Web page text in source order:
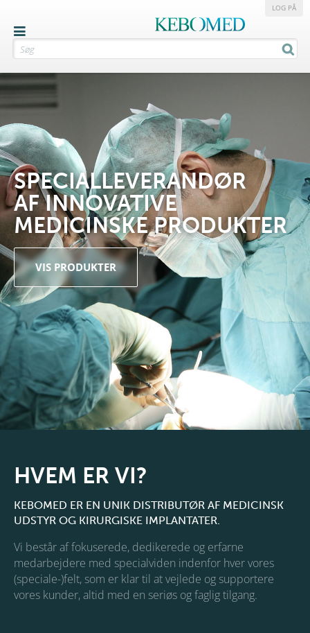
LOG PÅ
SPECIALLEVERANDØR
AF INNOVATIVE
MEDICINSKE PRODUKTER
VIS PRODUKTER
HVEM ER VI?
KEBOMED ER EN UNIK DISTRIBUTØR AF MEDICINSK
UDSTYR OG KIRURGISKE IMPLANTATER.
Vi består af fokuserede, dedikerede og erfarne
medarbejdere med specialviden indenfor hver vores
(speciale-)felt, som er klar til at vejlede og supportere
vores kunder, altid med en seriøs og faglig tilgang.